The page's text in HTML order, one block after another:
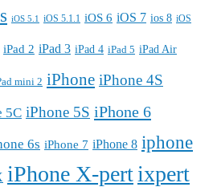
iOS 5.1 iOS 5.1.1 iOS 6 iOS 7 ios 8 iOS
iPad 2 iPad 3 iPad 4 iPad 5 iPad Air
mini 2 iPhone iPhone 4S
5C iPhone 5S iPhone 6
6s iPhone 7 iPhone 8 iphone
iPhone X-pertixpert